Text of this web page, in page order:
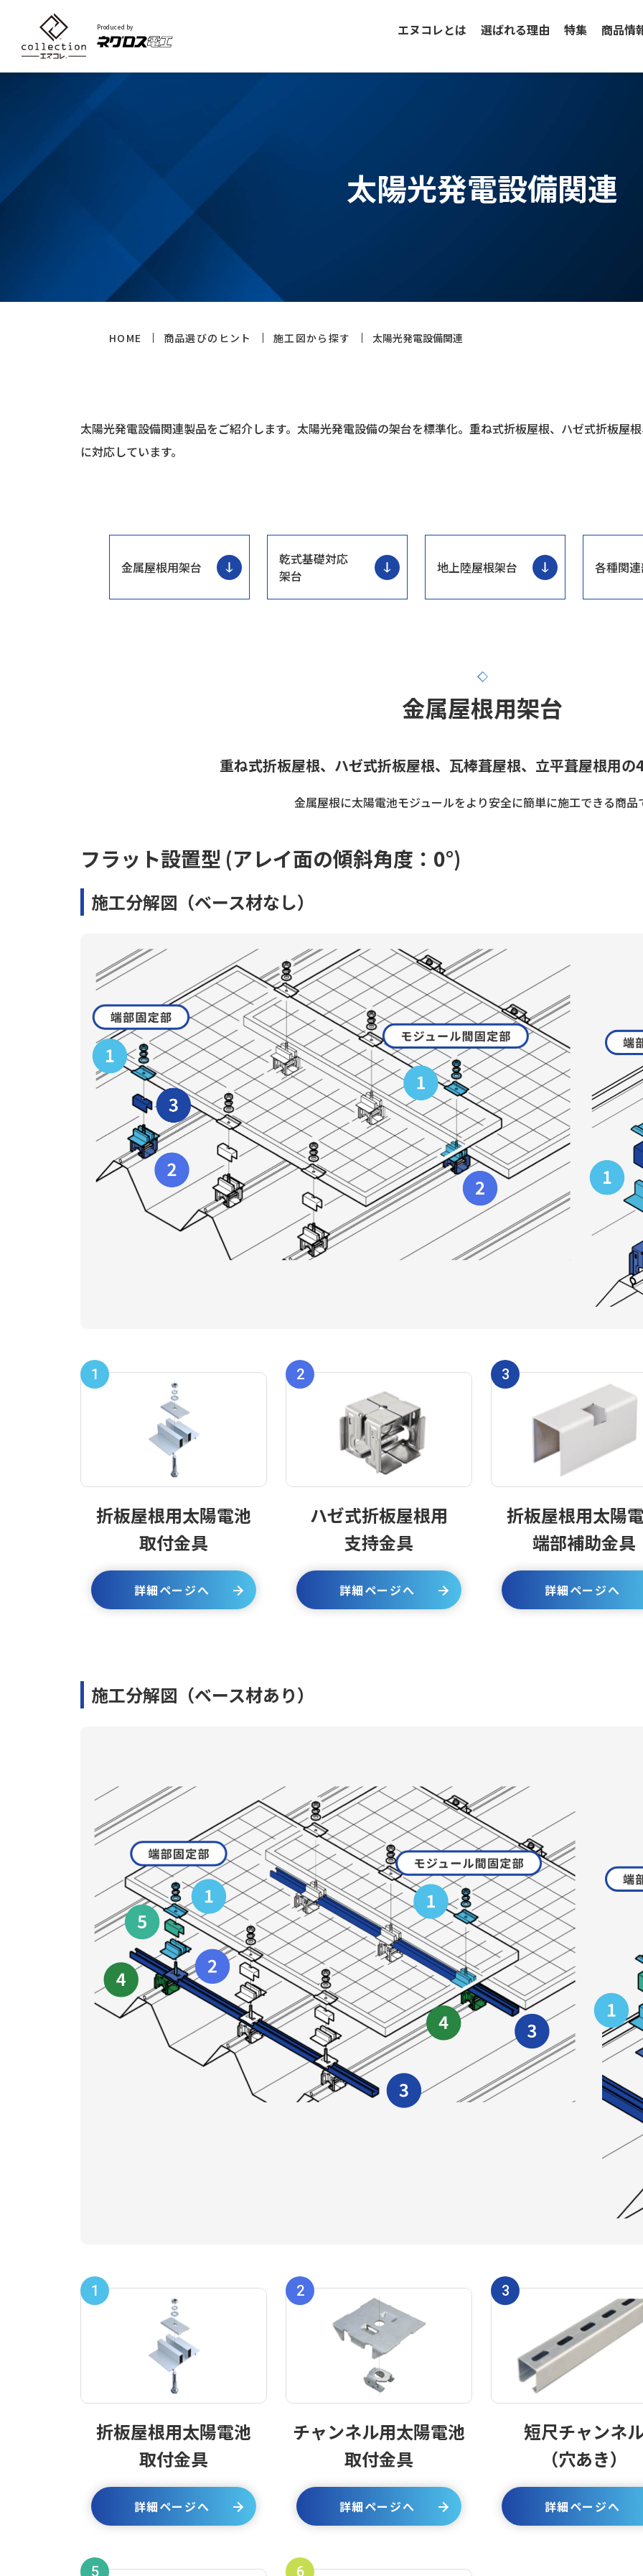
Produced by エヌコレとは 選ばれる理由 特集 商品情
太陽光発電設備関連
HOME 商品選びのヒント 施工図から探す 太陽光発電設備関連
太陽光発電設備関連製品をご紹介します。太陽光発電設備の架台を標準化。重ね式折板屋根、ハゼ式折板屋
に対応しています。
金属屋根用架台
乾式基礎対応
架台
地上陸屋根架台 各種関
金属屋根用架台
重ね式折板屋根、ハゼ式折板屋根、瓦棒葺屋根、立平葺屋根用の
金属屋根に太陽電池モジュールをより安全に簡単に施工できる商品
フラット設置型 (アレイ面の傾斜角度：0°)
施工分解図（ベース材なし）
1
折板屋根用太陽電池
取付金具
詳細ページへ
2
ハゼ式折板屋根用
支持金具
詳細ページへ
3
折板屋根用太陽
端部補助金具
詳細ページへ
施工分解図（ベース材あり）
1
折板屋根用太陽電池
取付金具
詳細ページへ
2
チャンネル用太陽電池
取付金具
詳細ページへ
3
短尺チャンネ
（穴あき）
詳細ページへ
5 6